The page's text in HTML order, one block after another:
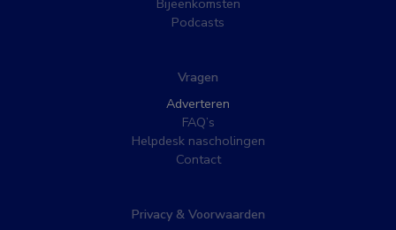
Podcasts
Vragen
Adverteren
FAQ’s
Helpdesk nascholingen
Contact
Privacy & Voorwaarden